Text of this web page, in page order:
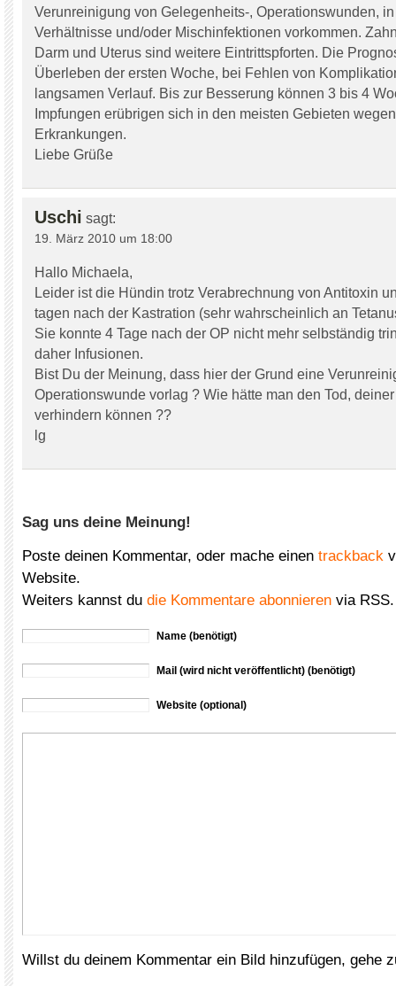
Verunreinigung von Gelegenheits-, Operationswunden,
Verhältnisse und/oder Mischinfektionen vorkommen.
Darm und Uterus sind weitere Eintrittspforten. Die
Überleben der ersten Woche, bei Fehlen von
langsamen Verlauf. Bis zur Besserung können 3 bis 4
Impfungen erübrigen sich in den meisten Gebieten
Erkrankungen.
Liebe Grüße
Uschi sagt:
19. März 2010 um 18:00
Hallo Michaela,
Leider ist die Hündin trotz Verabrechnung von Antitoxin
tagen nach der Kastration (sehr wahrscheinlich an
Sie konnte 4 Tage nach der OP nicht mehr selbständig
daher Infusionen.
Bist Du der Meinung, dass hier der Grund eine
Operationswunde vorlag ? Wie hätte man den Tod,
verhindern können ??
lg
Sag uns deine Meinung!
Poste deinen Kommentar, oder mache einen trackback
Website.
Weiters kannst du die Kommentare abonnieren via RSS.
Name (benötigt)
Mail (wird nicht veröffentlicht) (benötigt)
Website (optional)
Willst du deinem Kommentar ein Bild hinzufügen, gehe